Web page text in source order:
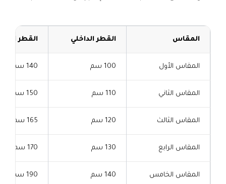
المقاس القطر الداخلي القطر
المقاس الأول 100 سم 140 سم
المقاس الثاني 110 سم 150 سم
المقاس الثالث 120 سم 165 سم
المقاس الرابع 130 سم 170 سم
المقاس الخامس 140 سم 190 سم